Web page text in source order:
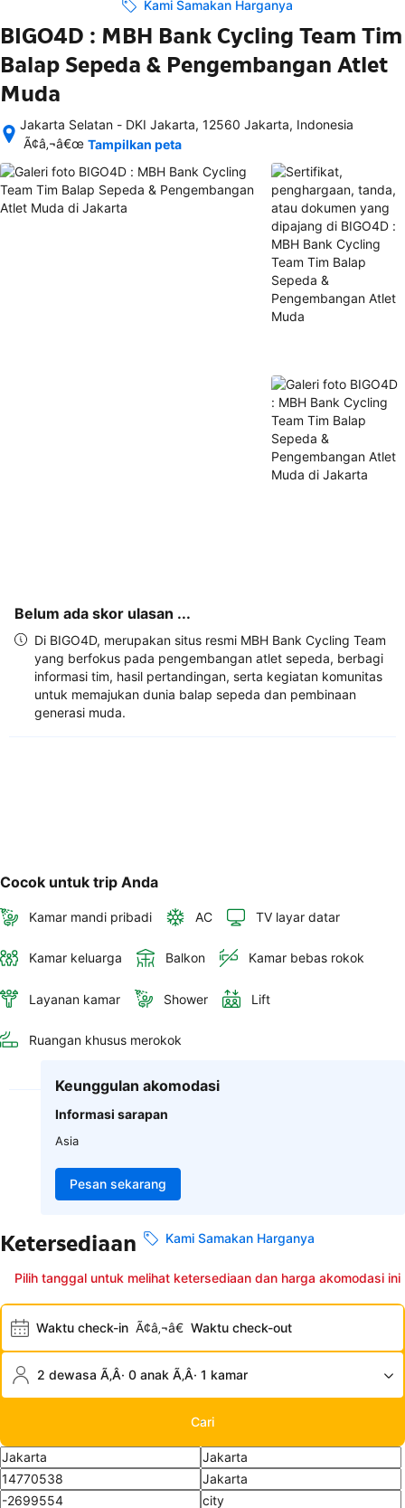
Kami Samakan Harganya
BIGO4D : MBH Bank Cycling Team Tim
Balap Sepeda & Pengembangan Atlet
Muda
Jakarta Selatan - DKI Jakarta, 12560 Jakarta, Indonesia
Setelah
semua
rincian
akomodasi
Ã¢â‚¬â€œ Tampilkan peta
Belum ada skor ulasan ...
Di BIGO4D, merupakan situs resmi MBH Bank Cycling Team
yang berfokus pada pengembangan atlet sepeda, berbagi
informasi tim, hasil pertandingan, serta kegiatan komunitas
untuk memajukan dunia balap sepeda dan pembinaan
generasi muda.
Cocok untuk trip Anda
Kamar mandi pribadi AC TV layar datar
Kamar keluarga Balkon Kamar bebas rokok
Layanan kamar Shower Lift
Ruangan khusus merokok
Keunggulan akomodasi
Informasi sarapan
Asia
Pesan sekarang
Ketersediaan Kami Samakan Harganya
Pilih tanggal untuk melihat ketersediaan dan harga akomodasi ini
Waktu check-in Ã¢â‚¬â€ Waktu check-out
2 dewasa Ã‚Â· 0 anak Ã‚Â· 1 kamar
Cari